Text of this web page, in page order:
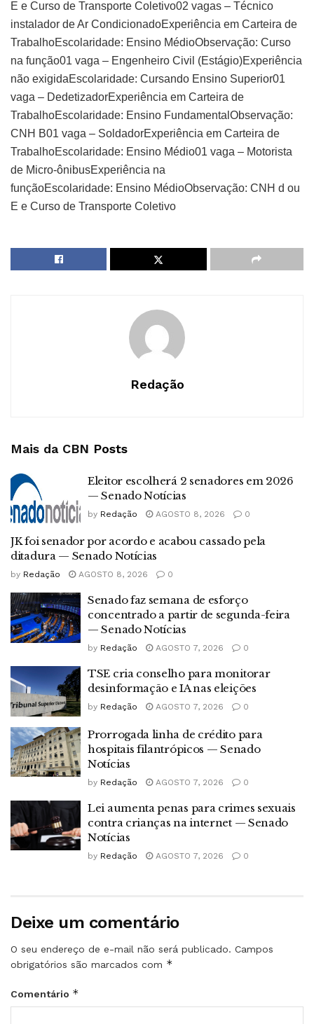
E e Curso de Transporte Coletivo02 vagas – Técnico
instalador de Ar CondicionadoExperiência em Carteira de
TrabalhoEscolaridade: Ensino MédioObservação: Curso
na função01 vaga – Engenheiro Civil (Estágio)Experiência
não exigidaEscolaridade: Cursando Ensino Superior01
vaga – DedetizadorExperiência em Carteira de
TrabalhoEscolaridade: Ensino FundamentalObservação:
CNH B01 vaga – SoldadorExperiência em Carteira de
TrabalhoEscolaridade: Ensino Médio01 vaga – Motorista
de Micro-ônibusExperiência na
funçãoEscolaridade: Ensino MédioObservação: CNH d ou
E e Curso de Transporte Coletivo
Redação
Mais da CBN Posts
Eleitor escolherá 2 senadores em 2026
— Senado Notícias
by Redação AGOSTO 8, 2026 0
JK foi senador por acordo e acabou cassado pela
ditadura — Senado Notícias
by Redação AGOSTO 8, 2026 0
Senado faz semana de esforço
concentrado a partir de segunda-feira
— Senado Notícias
by Redação AGOSTO 7, 2026 0
TSE cria conselho para monitorar
desinformação e IA nas eleições
by Redação AGOSTO 7, 2026 0
Prorrogada linha de crédito para
hospitais filantrópicos — Senado
Notícias
by Redação AGOSTO 7, 2026 0
Lei aumenta penas para crimes sexuais
contra crianças na internet — Senado
Notícias
by Redação AGOSTO 7, 2026 0
Deixe um comentário
O seu endereço de e-mail não será publicado. Campos
obrigatórios são marcados com *
Comentário *